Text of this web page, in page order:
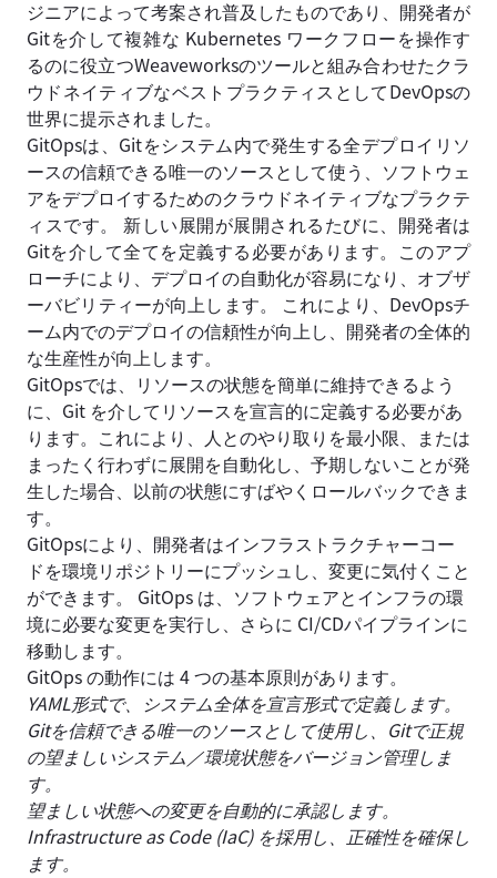
ジニアによって考案され普及したものであり、開発者が
Gitを介して複雑な Kubernetes ワークフローを操作す
るのに役立つWeaveworksのツールと組み合わせたクラ
ウドネイティブなベストプラクティスとしてDevOpsの
世界に提示されました。
GitOpsは、Gitをシステム内で発生する全デプロイリソ
ースの信頼できる唯一のソースとして使う、ソフトウェ
アをデプロイするためのクラウドネイティブなプラクテ
ィスです。 新しい展開が展開されるたびに、開発者は
Gitを介して全てを定義する必要があります。このアプ
ローチにより、デプロイの自動化が容易になり、オブザ
ーバビリティーが向上します。 これにより、DevOpsチ
ーム内でのデプロイの信頼性が向上し、開発者の全体的
な生産性が向上します。
GitOpsでは、リソースの状態を簡単に維持できるよう
に、Git を介してリソースを宣言的に定義する必要があ
ります。これにより、人とのやり取りを最小限、または
まったく行わずに展開を自動化し、予期しないことが発
生した場合、以前の状態にすばやくロールバックできま
す。
GitOpsにより、開発者はインフラストラクチャーコー
ドを環境リポジトリーにプッシュし、変更に気付くこと
ができます。 GitOps は、ソフトウェアとインフラの環
境に必要な変更を実行し、さらに CI/CDパイプラインに
移動します。
GitOps の動作には 4 つの基本原則があります。
YAML形式で、システム全体を宣言形式で定義します。
Gitを信頼できる唯一のソースとして使用し、Gitで正規
の望ましいシステム／環境状態をバージョン管理しま
す。
望ましい状態への変更を自動的に承認します。
Infrastructure as Code (IaC) を採用し、正確性を確保し
ます。